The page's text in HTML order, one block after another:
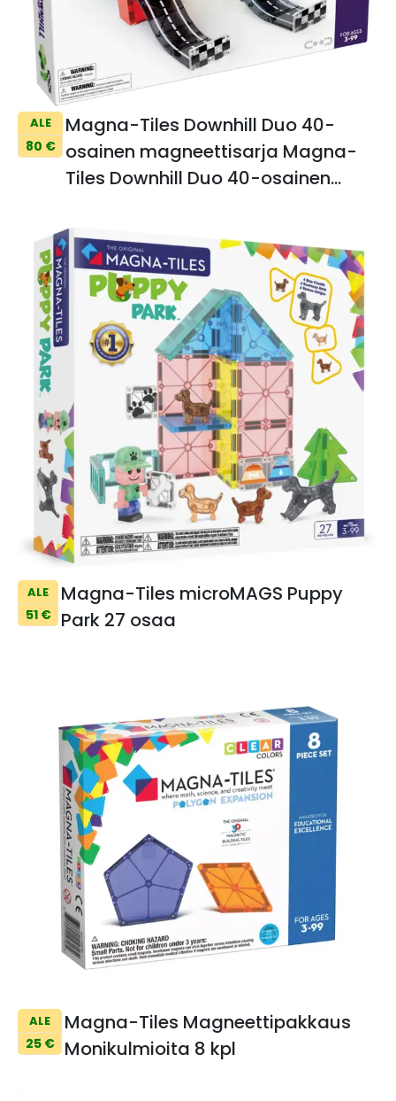
ALE
80 €
Magna-Tiles Downhill Duo 40-
osainen magneettisarja Magna-
Tiles Downhill Duo 40-osainen
ALE
51 €
Magna-Tiles microMAGS Puppy
Park 27 osaa
ALE
25 €
Magna-Tiles Magneettipakkaus
Monikulmioita 8 kpl